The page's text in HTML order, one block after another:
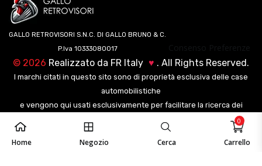
Home Negozio Cerca Carrello
0
GALLO RETROVISORI S.N.C. DI GALLO BRUNO & C.
P.Iva 10333080017
© 2026 Realizzato da FR Italy ♥ . All Rights Reserved.
I marchi citati in questo sito sono di proprietà esclusiva delle case
automobilistiche
e vengono qui usati esclusivamente per facilitare la ricerca dei